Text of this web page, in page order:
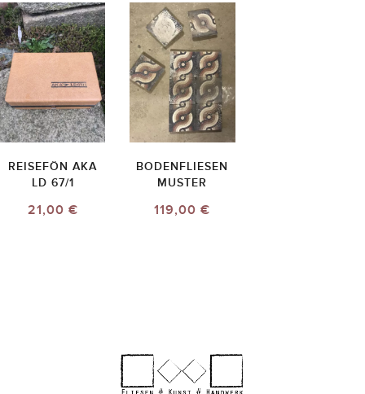
REISEFÖN AKA
LD 67/1
21,00 €
BODENFLIESEN
MUSTER
119,00 €